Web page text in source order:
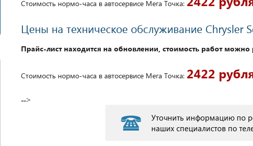
Стоимость нормо-часа в автосервисе Мега Точка:
Цены на техническое обслуживание Chrysler
Прайс-лист находится на обновлении, стоимость работ можно
Стоимость нормо-часа в автосервисе Мега Точка: 2422
-->
Уточнить информацию по
наших специалистов по